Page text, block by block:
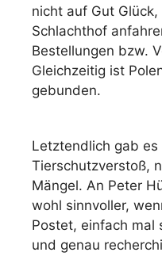
nicht auf Gut
Schlachthof
Bestellungen bzw.
Gleichzeitig ist
gebunden.
Letztendlich gab
Tierschutzverstoß,
Mängel. An Peter
wohl sinnvoller,
Postet, einfach mal
und genau